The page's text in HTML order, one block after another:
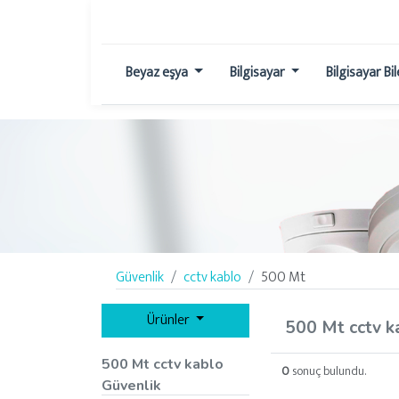
Beyaz eşya Bilgisayar Bilgisayar
Güvenlik cctv kablo
500 Mt
Ürünler
500 Mt cctv kablo
Güvenlik
500 Mt cctv
0sonuç bulundu.